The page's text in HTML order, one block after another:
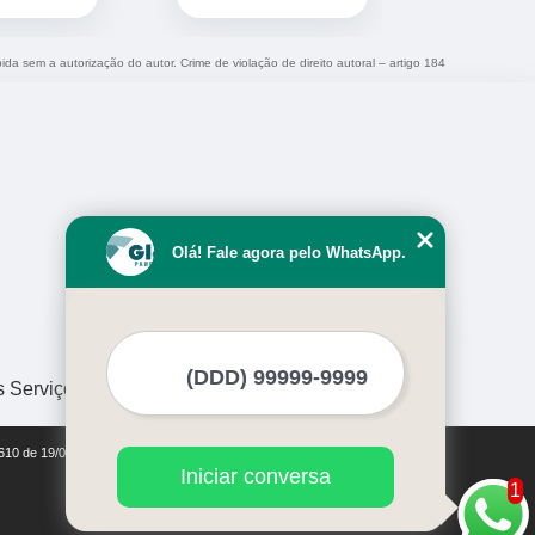
sem a autorização do autor. Crime de violação de direito autoral – artigo 184
Serviços
de 19/02/1998)
1
Olá! Fale agora pelo WhatsApp.
Iniciar conversa